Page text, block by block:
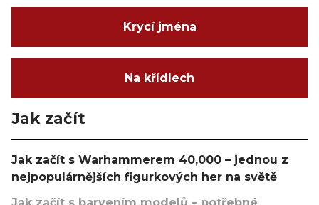
Krycí jména
Na křídlech
Jak začít
Jak začít s Warhammerem 40,000 – jednou z
nejpopulárnějších figurkových her na světě